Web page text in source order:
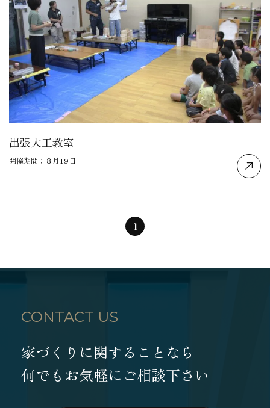
出張大工教室
開催期間：８月19日
1
CONTACT US
家づくりに関することなら
何でもお気軽にご相談下さい